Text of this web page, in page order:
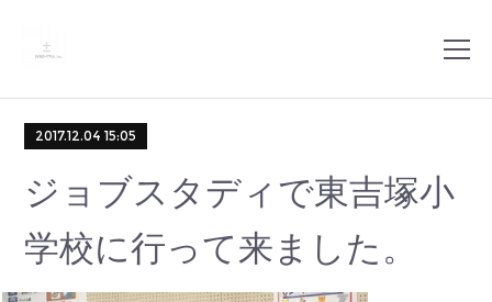
2017.12.04 15:05
ジョブスタディで東吉塚小
学校に行って来ました。